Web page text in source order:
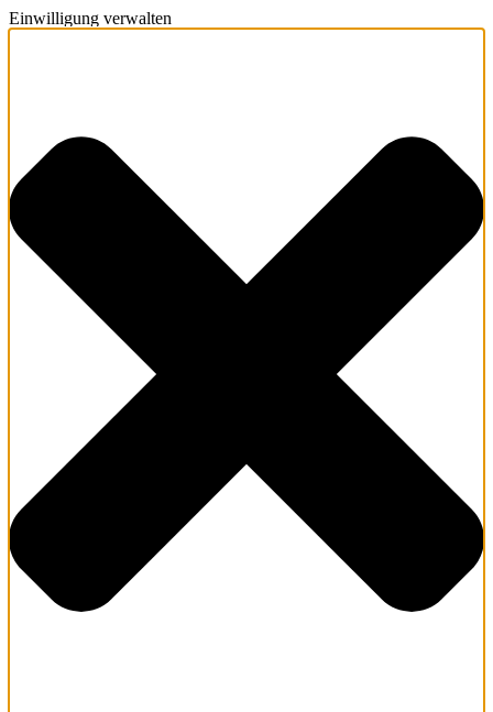
Einwilligung verwalten